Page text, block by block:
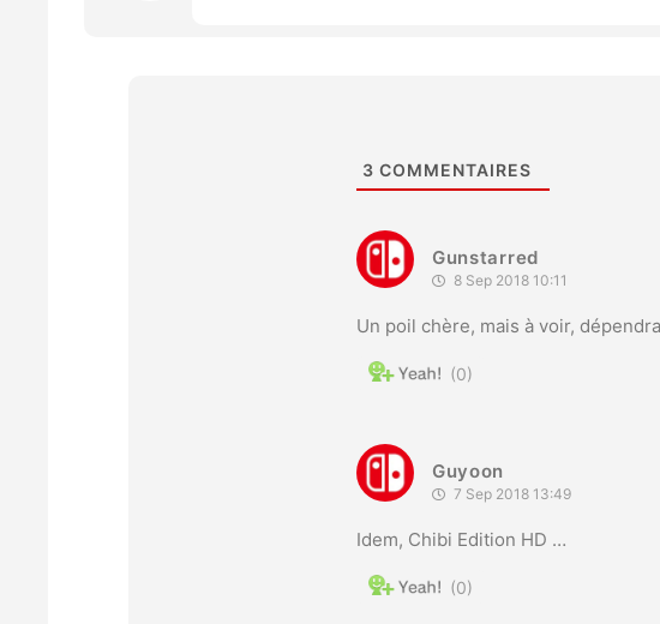
3 COMMENTAIRES
Gunstarred
8 Sep 2018 10:11
Un poil chère, mais à voir,
0
Guyoon
7 Sep 2018 13:49
Idem, Chibi Edition HD …
0